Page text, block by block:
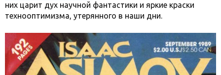
них царит дух научной фантастики и яркие краски
технооптимизма, утерянного в наши дни.